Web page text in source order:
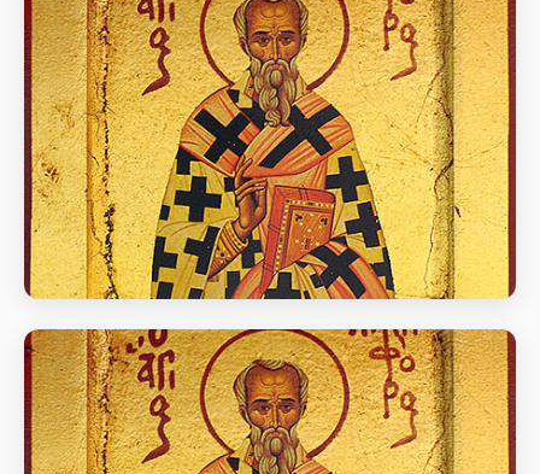
Перенесення мощів свт. Никифора,
патр. Константинопольського (846).
день пам’яті Перенесення мощів свт. Никифора,
патр. Константинопольського (846).